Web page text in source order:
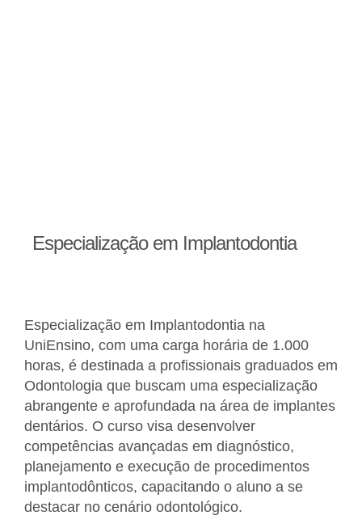
Especialização em Implantodontia
Especialização em Implantodontia na
UniEnsino, com uma carga horária de 1.000
horas, é destinada a profissionais graduados em
Odontologia que buscam uma especialização
abrangente e aprofundada na área de implantes
dentários. O curso visa desenvolver
competências avançadas em diagnóstico,
planejamento e execução de procedimentos
implantodônticos, capacitando o aluno a se
destacar no cenário odontológico.